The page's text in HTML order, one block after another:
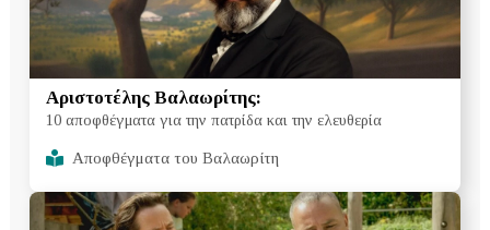
Αριστοτέλης Βαλαωρίτης:
10 αποφθέγματα για την πατρίδα και την ελευθερία
Αποφθέγματα του Βαλαωρίτη